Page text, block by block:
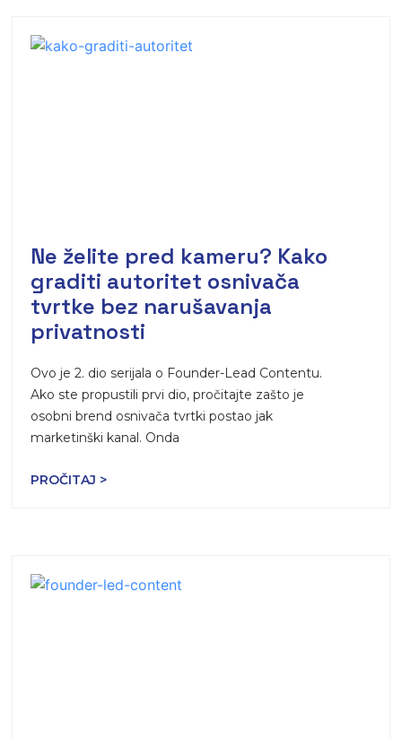
Ne želite pred kameru? Kako
graditi autoritet osnivača
tvrtke bez narušavanja
privatnosti
Ovo je 2. dio serijala o Founder-Lead Contentu.
Ako ste propustili prvi dio, pročitajte zašto je
osobni brend osnivača tvrtki postao jak
marketinški kanal. Onda
PROČITAJ >